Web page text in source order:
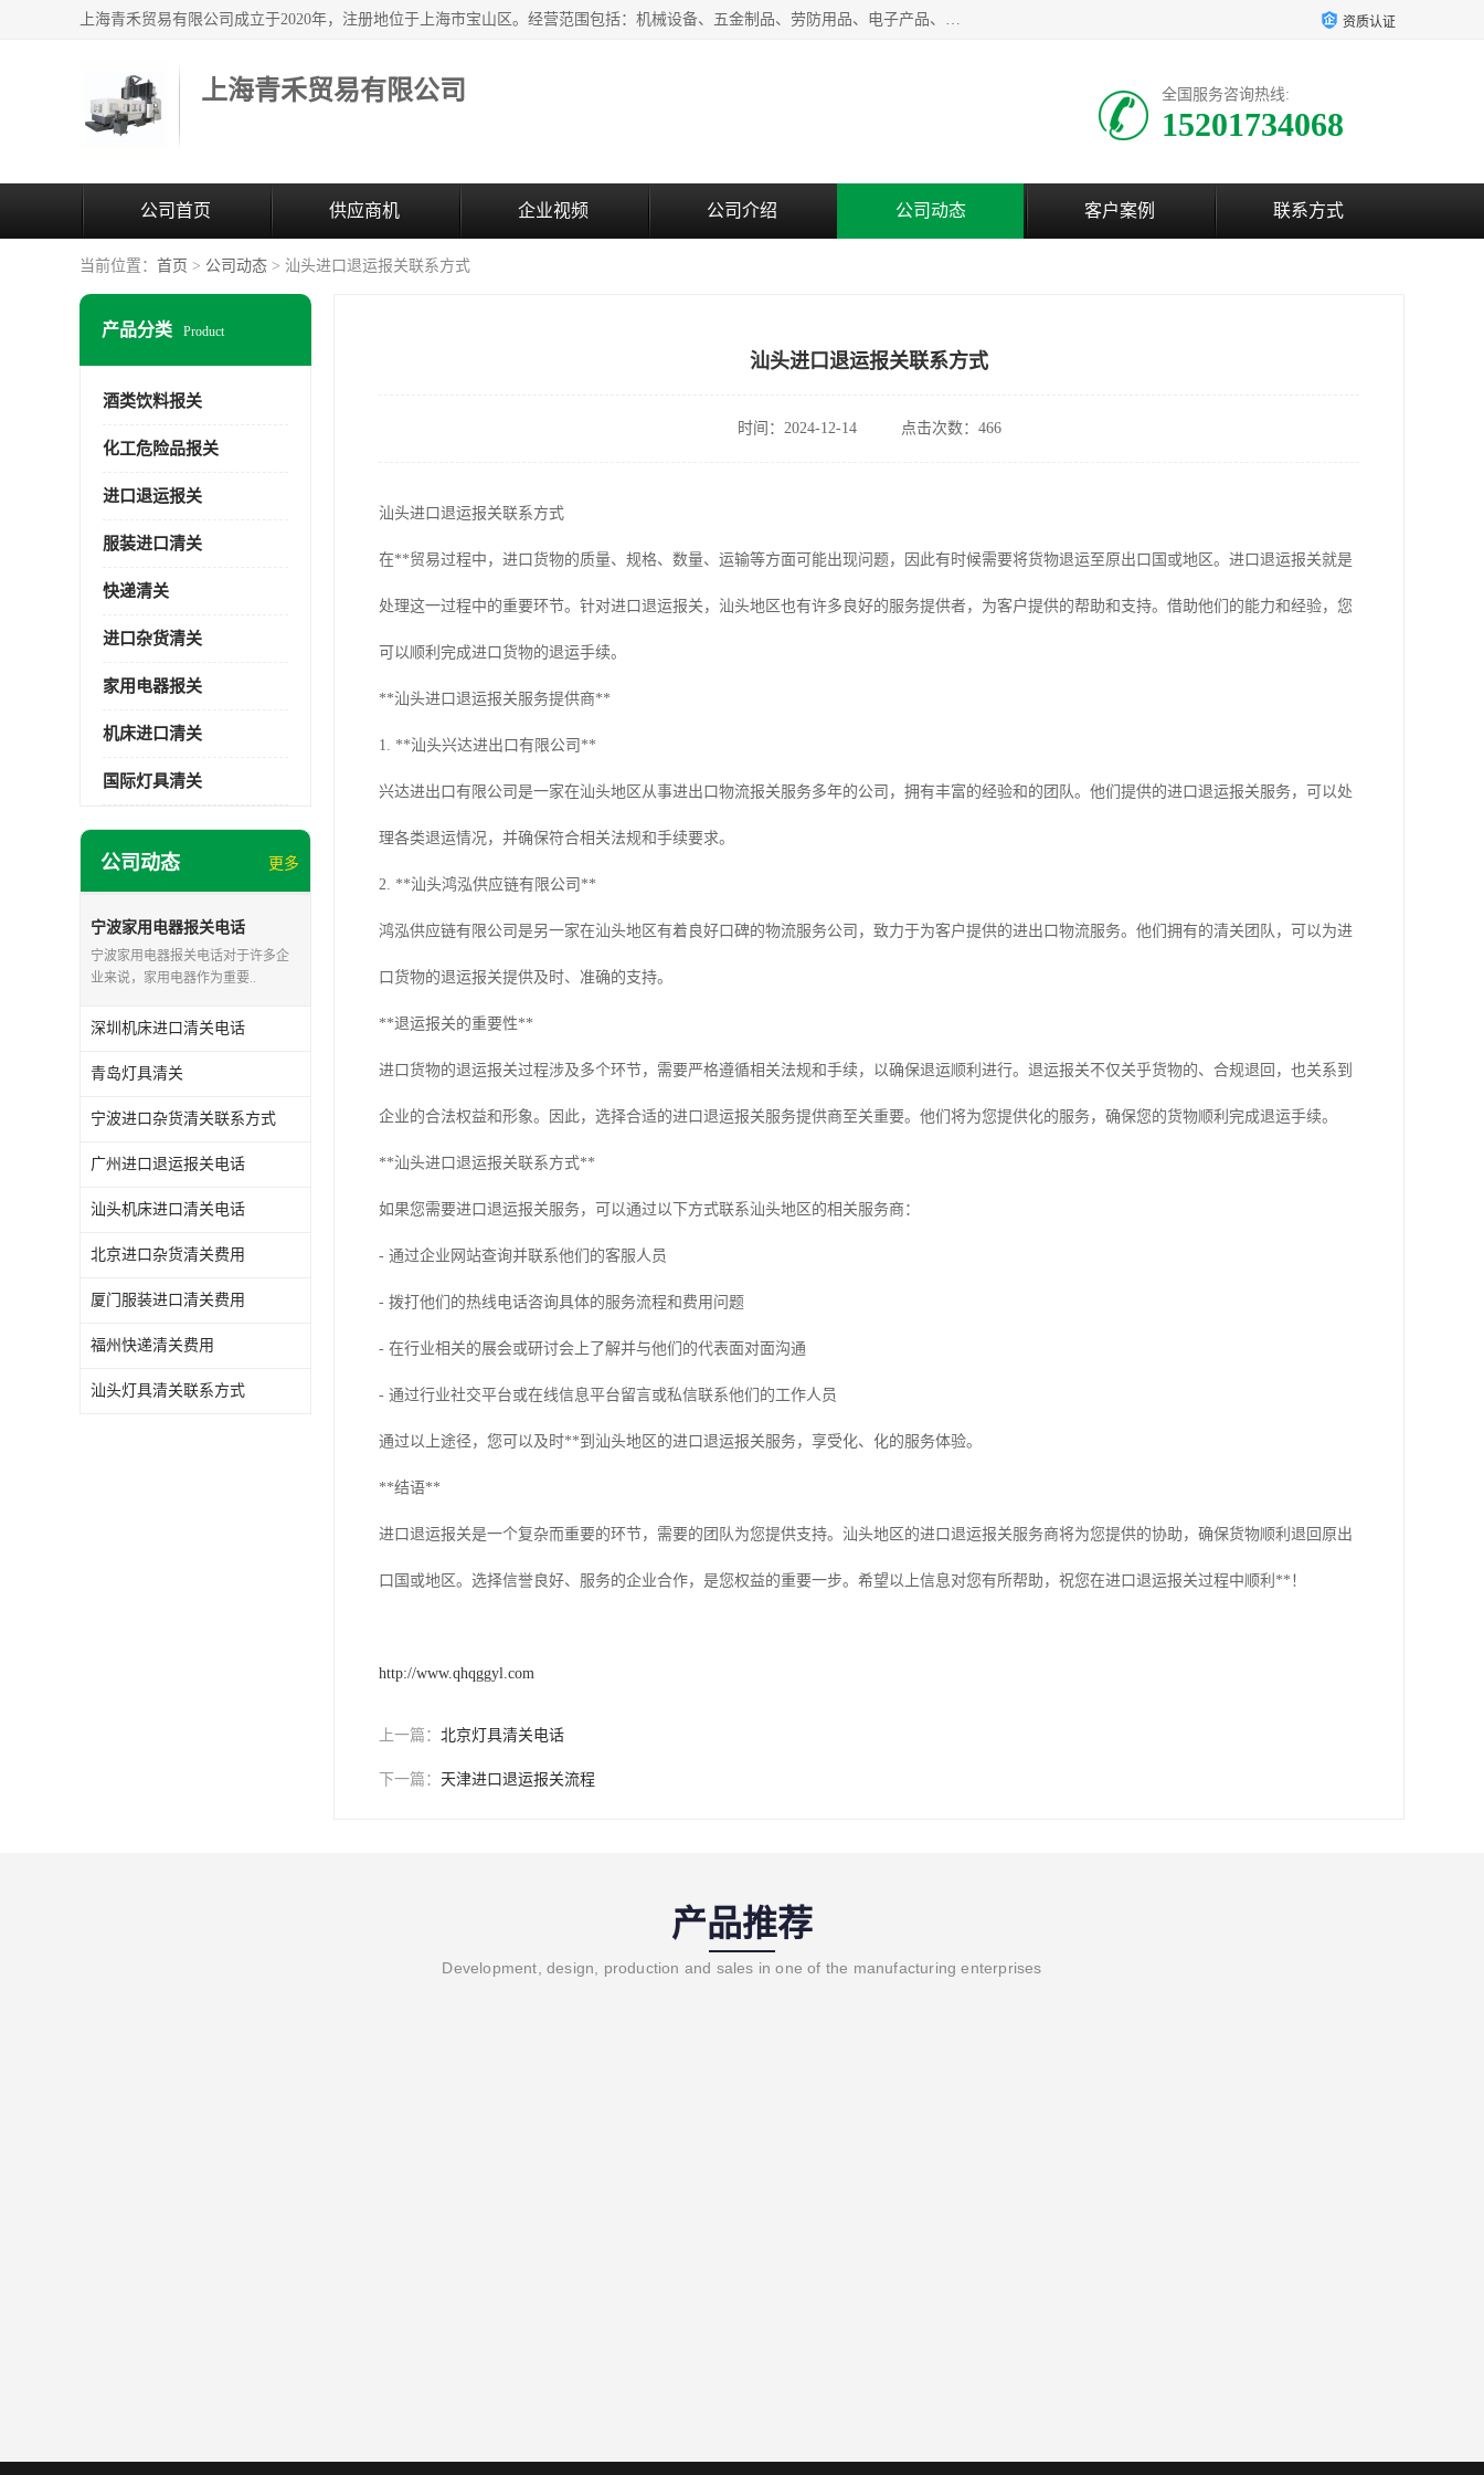
上海青禾贸易有限公司成立于2020年，注册地位于上海市宝山区。经营范围包括：机械设备、五金制品、劳防用品、电子产品、塑胶制品、家具、模具、纺织品、仪器仪表、建筑材料、装饰材料、化工产品、金属制品、机车配件等货物进出口报关、清关服务。 资质认证
上海青禾贸易有限公司 全国服务咨询热线:
15201734068
公司首页 供应商机 企业视频 公司介绍 公司动态 客户案例 联系方式
当前位置： 首页 > 公司动态 > 汕头进口退运报关联系方式
产品分类 Product
酒类饮料报关
化工危险品报关
进口退运报关
服装进口清关
快递清关
进口杂货清关
家用电器报关
机床进口清关
国际灯具清关
公司动态 更多
宁波家用电器报关电话
宁波家用电器报关电话对于许多企
业来说，家用电器作为重要..
深圳机床进口清关电话
青岛灯具清关
宁波进口杂货清关联系方式
广州进口退运报关电话
汕头机床进口清关电话
北京进口杂货清关费用
厦门服装进口清关费用
福州快递清关费用
汕头灯具清关联系方式
汕头进口退运报关联系方式
时间：2024-12-14 点击次数：466
汕头进口退运报关联系方式
在**贸易过程中，进口货物的质量、规格、数量、运输等方面可能出现问题，因此有时候需要将货物退运至原出口国或地区。进口退运报关就是
处理这一过程中的重要环节。针对进口退运报关，汕头地区也有许多良好的服务提供者，为客户提供的帮助和支持。借助他们的能力和经验，您
可以顺利完成进口货物的退运手续。
**汕头进口退运报关服务提供商**
1. **汕头兴达进出口有限公司**
兴达进出口有限公司是一家在汕头地区从事进出口物流报关服务多年的公司，拥有丰富的经验和的团队。他们提供的进口退运报关服务，可以处
理各类退运情况，并确保符合相关法规和手续要求。
2. **汕头鸿泓供应链有限公司**
鸿泓供应链有限公司是另一家在汕头地区有着良好口碑的物流服务公司，致力于为客户提供的进出口物流服务。他们拥有的清关团队，可以为进
口货物的退运报关提供及时、准确的支持。
**退运报关的重要性**
进口货物的退运报关过程涉及多个环节，需要严格遵循相关法规和手续，以确保退运顺利进行。退运报关不仅关乎货物的、合规退回，也关系到
企业的合法权益和形象。因此，选择合适的进口退运报关服务提供商至关重要。他们将为您提供化的服务，确保您的货物顺利完成退运手续。
**汕头进口退运报关联系方式**
如果您需要进口退运报关服务，可以通过以下方式联系汕头地区的相关服务商：
- 通过企业网站查询并联系他们的客服人员
- 拨打他们的热线电话咨询具体的服务流程和费用问题
- 在行业相关的展会或研讨会上了解并与他们的代表面对面沟通
- 通过行业社交平台或在线信息平台留言或私信联系他们的工作人员
通过以上途径，您可以及时**到汕头地区的进口退运报关服务，享受化、化的服务体验。
**结语**
进口退运报关是一个复杂而重要的环节，需要的团队为您提供支持。汕头地区的进口退运报关服务商将为您提供的协助，确保货物顺利退回原出
口国或地区。选择信誉良好、服务的企业合作，是您权益的重要一步。希望以上信息对您有所帮助，祝您在进口退运报关过程中顺利**！
http://www.qhqggyl.com
上一篇： 北京灯具清关电话
下一篇： 天津进口退运报关流程
产品推荐
Development, design, production and sales in one of the manufacturing enterprises